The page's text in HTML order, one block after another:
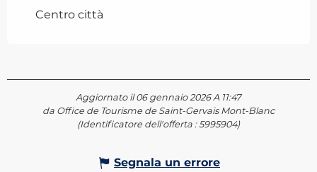
Centro città
Aggiornato il 06 gennaio 2026 A 11:47
da Office de Tourisme de Saint-Gervais Mont-Blanc
(Identificatore dell'offerta :5995904)
Segnala un errore